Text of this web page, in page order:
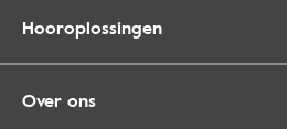
Hooroplossingen
Over ons